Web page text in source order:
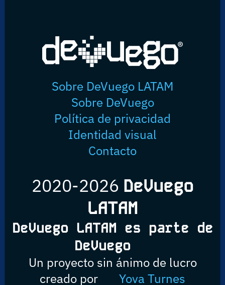
Sobre DeVuego LATAM
Sobre DeVuego
Política de privacidad
Identidad visual
Contacto
2020-2026 DeVuego
LATAM
DeVuego LATAM es parte de
DeVuego
Un proyecto sin ánimo de lucro
creado por
Yova Turnes